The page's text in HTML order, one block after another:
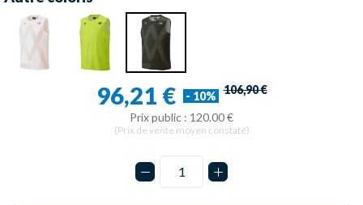
96,21 € - 10% 106,90 €
Prix public : 120.00 €
(Prix de vente moyen constaté)